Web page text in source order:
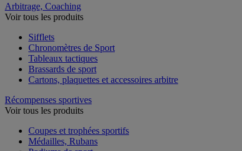
Arbitrage, Coaching
Voir tous les produits
Sifflets
Chronomètres de Sport
Tableaux tactiques
Brassards de sport
Cartons, plaquettes et accessoires arbitre
Récompenses sportives
Voir tous les produits
Coupes et trophées sportifs
Médailles, Rubans